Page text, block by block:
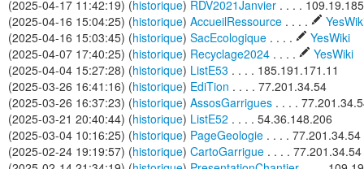
(2025-04-17 11:42:19) (historique) RDV2021Janvier . . . .
(2025-04-16 15:04:25) (historique) AccueilRessource . . . .
(2025-04-16 15:03:45) (historique) SacEcologique . . . .
YesWiki
(2025-04-07 17:40:25) (historique) Recyclage2024 . . . .
YesWiki
(2025-04-04 15:27:28) (historique) ListE53 . . . . 185.191.171.11
(2025-03-26 16:41:16) (historique) EdiTion . . . . 77.201.34.54
(2025-03-26 16:37:23) (historique) AssosGarrigues . . . .
(2025-03-21 20:40:44) (historique) ListE52 . . . . 54.36.148.206
(2025-03-04 10:16:25) (historique) PageGeologie . . . . 77.201.34.54
(2025-02-24 19:19:57) (historique) CartoGarrigue . . . . 77.201.34.54